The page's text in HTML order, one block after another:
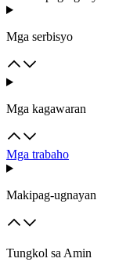
Mga serbisyo
Mga kagawaran
Mga trabaho
Makipag-ugnayan
Tungkol sa Amin